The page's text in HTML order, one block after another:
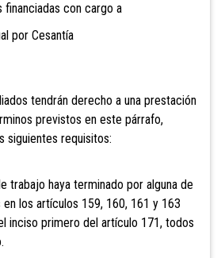
con cargo a
por Cesantía
tendrán derecho a una prestación
previstos en este párrafo,
siguientes requisitos:
trabajo haya terminado por alguna de
en los artículos 159, 160, 161 y 163
inciso primero del artículo 171, todos